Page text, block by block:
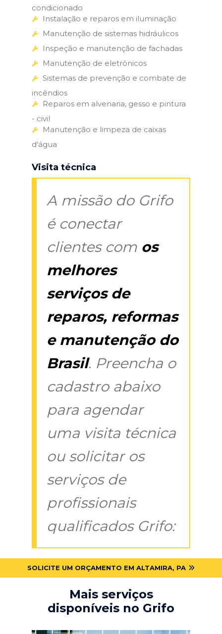
condicionado
Instalação e reparos em iluminação
Manutenção de sistemas hidráulicos
Inspeção e manutenção de fachadas
Manutenção de eletrônicos
Sistemas de prevenção e combate de
incêndios
Reparos em alvenaria, gesso e pintura
- civil
Manutenção e limpeza de caixas
d'água
Visita técnica
A missão do Grifo
é conectar
clientes com os
melhores
serviços de
reparos, reformas
e manutenção do
Brasil. Preencha o
cadastro abaixo
para agendar
uma visita técnica
ou solicitar os
serviços de
profissionais
qualificados Grifo:
SOLICITE UM ORÇAMENTO EM ALTAMIRA, PA
Mais serviços
disponíveis no Grifo